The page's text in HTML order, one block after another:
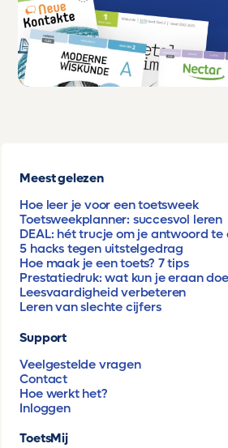
Meest gelezen
Hoe leer je voor een toetsweek
Toetsweekplanner: succesvol leren
DEAL: hét trucje om je antwoord te
5 hacks tegen uitstelgedrag
Hoe maak je een toets? 7 tips
Prestatiedruk: wat kun je eraan
Leesvaardigheid verbeteren
Leren van slechte cijfers
Support
Veelgestelde vragen
Contact
Hoe werkt het?
Inloggen
ToetsMij